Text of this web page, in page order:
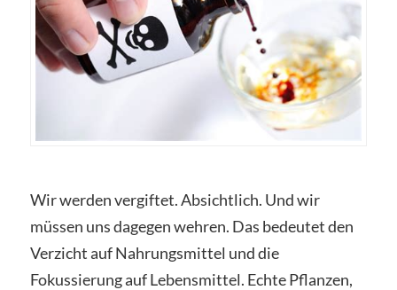
Wir werden vergiftet. Absichtlich. Und wir
müssen uns dagegen wehren. Das bedeutet den
Verzicht auf Nahrungsmittel und die
Fokussierung auf Lebensmittel. Echte Pflanzen,